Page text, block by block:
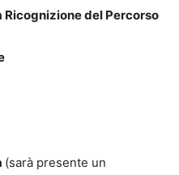
del Percorso
(sarà presente un